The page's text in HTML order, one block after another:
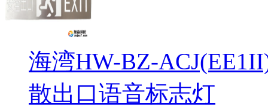
海湾HW-BZ-
散出口语音标志灯